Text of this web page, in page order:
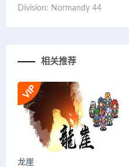
Division: Normandy 44
相关推荐
龙崖